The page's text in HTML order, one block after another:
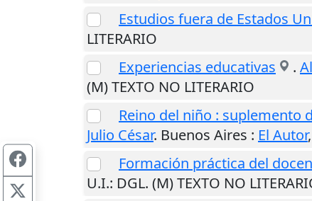
Estudios fuera de Estados
LITERARIO
Experiencias educativas
.
(M) TEXTO NO LITERARIO
Reino del niño : suplemento
Julio César. Buenos Aires : El Autor,
Formación práctica del
U.I.: DGL. (M) TEXTO NO